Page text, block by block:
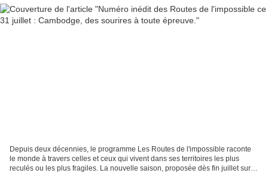
Depuis deux décennies, le programme Les Routes de l'impossible raconte
le monde à travers celles et ceux qui vivent dans ses territoires les plus
reculés ou les plus fragiles. La nouvelle saison, proposée dès fin juillet sur